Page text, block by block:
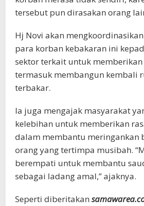
tersebut pun dirasakan orang
Hj Novi akan
para korban kebakaran ini
sektor terkait untuk
termasuk membangun kembali
terbakar.
Ia juga mengajak masyarakat
kelebihan untuk memberikan
dalam membantu meringankan
orang yang tertimpa musibah.
berempati untuk membantu
sebagai ladang amal,” ajaknya.
Seperti diberitakan